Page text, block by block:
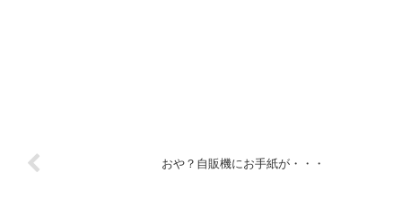
おや？自販機にお手紙が・・・